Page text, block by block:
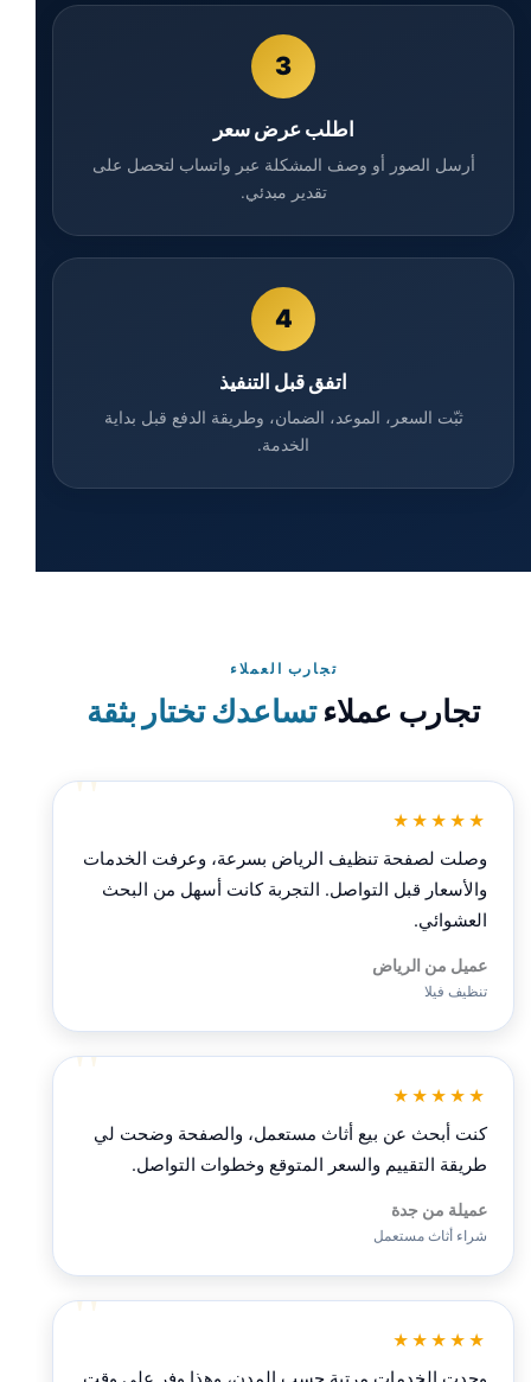
3
اطلب عرض سعر
أرسل الصور أو وصف المشكلة عبر واتساب لتحصل على
تقدير مبدئي.
4
اتفق قبل التنفيذ
ثبّت السعر، الموعد، الضمان، وطريقة الدفع قبل بداية
الخدمة.
تجارب العملاء
تجارب عملاءتساعدك تختار بثقة
★★★★★
وصلت لصفحة تنظيف الرياض بسرعة، وعرفت الخدمات
والأسعار قبل التواصل. التجربة كانت أسهل من البحث
العشوائي.
عميل من الرياض
تنظيف فيلا
★★★★★
كنت أبحث عن بيع أثاث مستعمل، والصفحة وضحت لي
طريقة التقييم والسعر المتوقع وخطوات التواصل.
عميلة من جدة
شراء أثاث مستعمل
★★★★★